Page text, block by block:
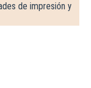
de impresión y